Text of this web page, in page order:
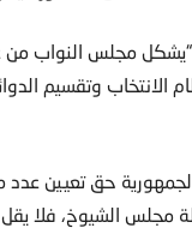
الانتخاب وتقسيم
2014 لرئيس الجمهورية